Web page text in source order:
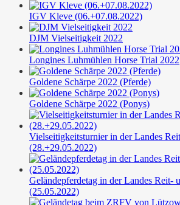
IGV Kleve (06.+07.08.2022)
DJM Vielseitigkeit 2022
Longines Luhmühlen Horse Trial 2022
Goldene Schärpe 2022 (Pferde)
Goldene Schärpe 2022 (Ponys)
Vielseitigkeitsturnier in der Landes
(28.+29.05.2022)
Geländepferdetag in der Landes Reit-
(25.05.2022)